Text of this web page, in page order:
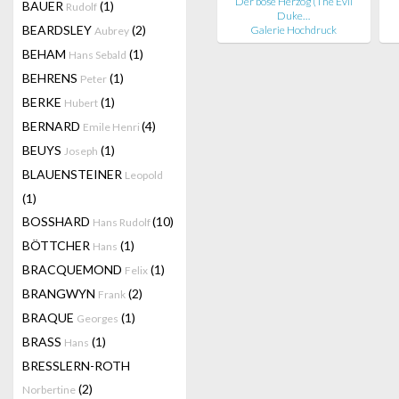
BAUER Rudolf (1)
BEARDSLEY Aubrey (2)
BEHAM Hans Sebald (1)
BEHRENS Peter (1)
BERKE Hubert (1)
BERNARD Emile Henri (4)
BEUYS Joseph (1)
BLAUENSTEINER Leopold
(1)
BOSSHARD Hans Rudolf(10)
BÖTTCHER Hans (1)
BRACQUEMOND Felix (1)
BRANGWYN Frank (2)
BRAQUE Georges (1)
BRASS Hans (1)
BRESSLERN-ROTH
Norbertine (2)
Duke…
Galerie Hochdruck